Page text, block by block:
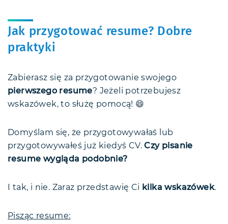
Jak przygotować resume? Dobre
praktyki
Zabierasz się za przygotowanie swojego
pierwszego resume? Jeżeli potrzebujesz
wskazówek, to służę pomocą! 😄
Domyślam się, że przygotowywałaś lub
przygotowywałeś już kiedyś CV.Czy pisanie
resume wygląda podobnie?
I tak, i nie. Zaraz przedstawię Ci kilka wskazówek.
Pisząc resume: